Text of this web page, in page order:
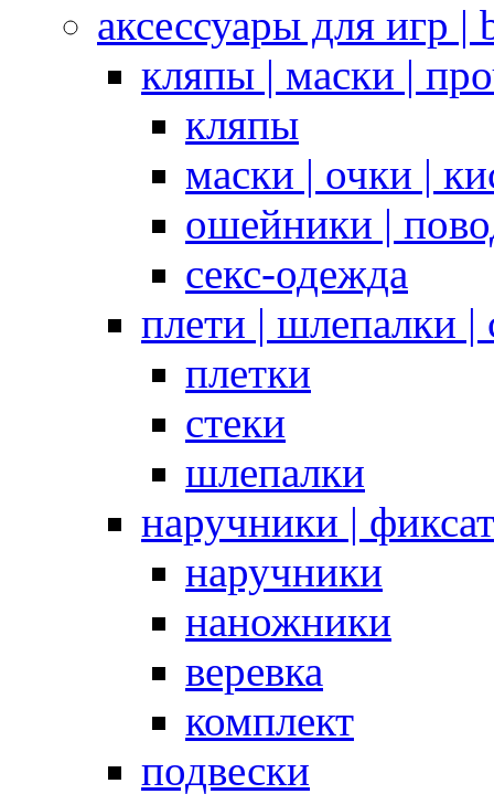
аксессуары для игр |
кляпы | маски |
кляпы
маски | очки |
ошейники |
секс-одежда
плети | шлепалки |
плетки
стеки
шлепалки
наручники |
наручники
наножники
веревка
комплект
подвески